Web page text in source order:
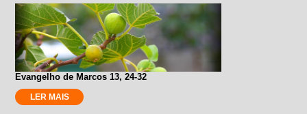
Evangelho de Marcos 13, 24-32
LER MAIS